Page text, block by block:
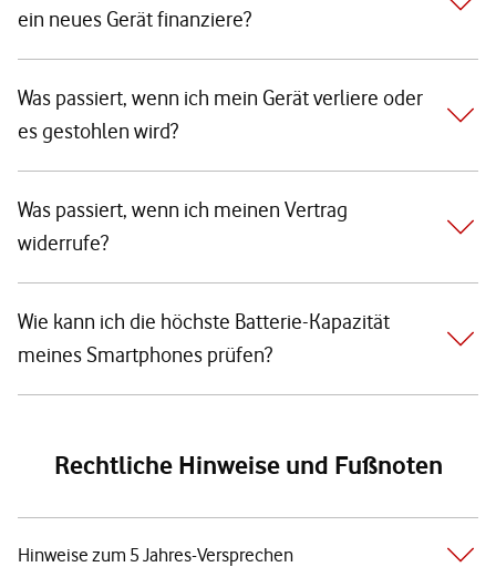
ein neues Gerät finanziere?
Was passiert, wenn ich mein Gerät verliere oder
es gestohlen wird?
Was passiert, wenn ich meinen Vertrag
widerrufe?
Wie kann ich die höchste Batterie-Kapazität
meines Smartphones prüfen?
Rechtliche Hinweise und Fußnoten
Hinweise zum 5 Jahres-Versprechen